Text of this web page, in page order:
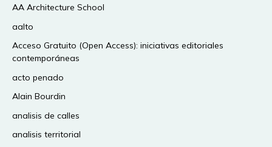
AA Architecture School
aalto
Acceso Gratuito (Open Access): iniciativas editoriales
contemporáneas
acto penado
Alain Bourdin
analisis de calles
analisis territorial